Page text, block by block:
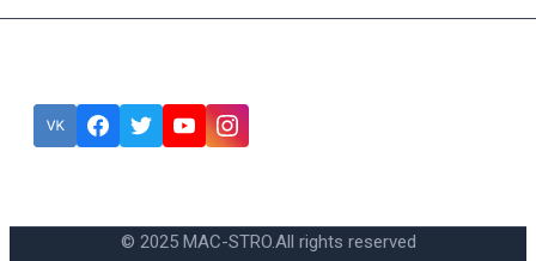
© 2025 MAC-STRO.All rights reserved